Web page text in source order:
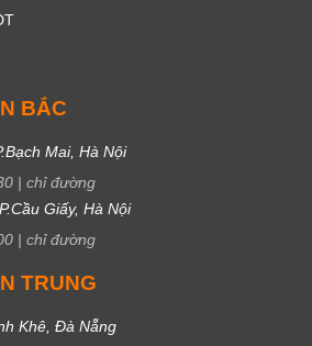
BẮC
Mai, Hà Nội
| chỉ đường
Giấy, Hà Nội
| chỉ đường
TRUNG
Khê, Đà Nẵng